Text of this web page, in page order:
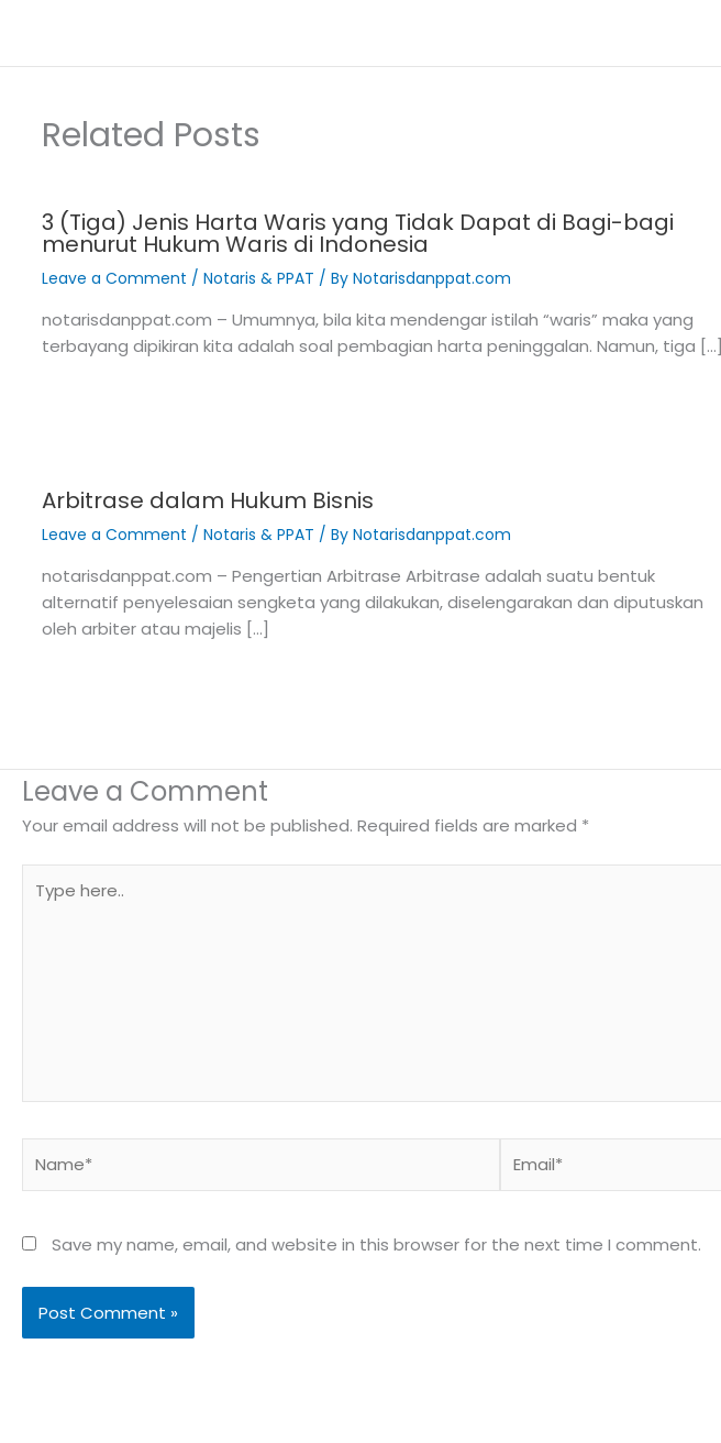
Related Posts
3 (Tiga) Jenis Harta Waris yang Tidak Dapat di Bagi-bagi
menurut Hukum Waris di Indonesia
Leave a Comment / Notaris & PPAT / By Notarisdanppat.com
notarisdanppat.com – Umumnya, bila kita mendengar istilah “waris” maka yang
terbayang dipikiran kita adalah soal pembagian harta peninggalan. Namun, tiga […]
Arbitrase dalam Hukum Bisnis
Leave a Comment / Notaris & PPAT / By Notarisdanppat.com
notarisdanppat.com – Pengertian Arbitrase Arbitrase adalah suatu bentuk
alternatif penyelesaian sengketa yang dilakukan, diselengarakan dan diputuskan
oleh arbiter atau majelis […]
Leave a Comment
Your email address will not be published. Required fields are marked *
here..
Save my name, email, and website in this browser for the next time I comment.